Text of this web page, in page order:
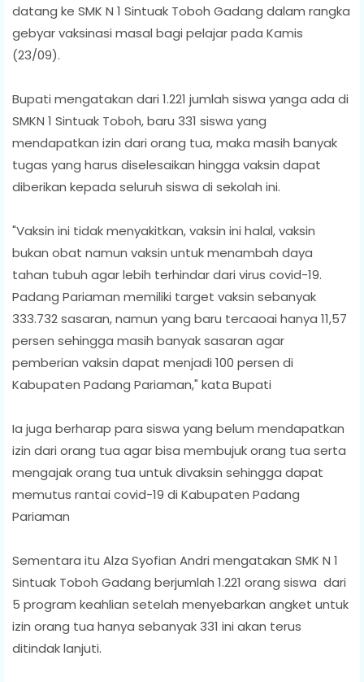
datang ke SMK N 1 Sintuak Toboh Gadang dalam rangka
gebyar vaksinasi masal bagi pelajar pada Kamis
(23/09).
Bupati mengatakan dari 1.221 jumlah siswa yanga ada di
SMKN 1 Sintuak Toboh, baru 331 siswa yang
mendapatkan izin dari orang tua, maka masih banyak
tugas yang harus diselesaikan hingga vaksin dapat
diberikan kepada seluruh siswa di sekolah ini.
"Vaksin ini tidak menyakitkan, vaksin ini halal, vaksin
bukan obat namun vaksin untuk menambah daya
tahan tubuh agar lebih terhindar dari virus covid-19.
Padang Pariaman memiliki target vaksin sebanyak
333.732 sasaran, namun yang baru tercaoai hanya 11,57
persen sehingga masih banyak sasaran agar
pemberian vaksin dapat menjadi 100 persen di
Kabupaten Padang Pariaman," kata Bupati
Ia juga berharap para siswa yang belum mendapatkan
izin dari orang tua agar bisa membujuk orang tua serta
mengajak orang tua untuk divaksin sehingga dapat
memutus rantai covid-19 di Kabupaten Padang
Pariaman
Sementara itu Alza Syofian Andri mengatakan SMK N 1
Sintuak Toboh Gadang berjumlah 1.221 orang siswa dari
5 program keahlian setelah menyebarkan angket untuk
izin orang tua hanya sebanyak 331 ini akan terus
ditindak lanjuti.